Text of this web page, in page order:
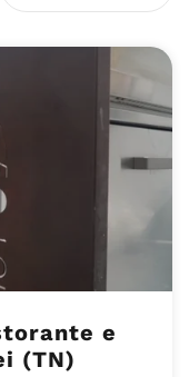
e
(TN)